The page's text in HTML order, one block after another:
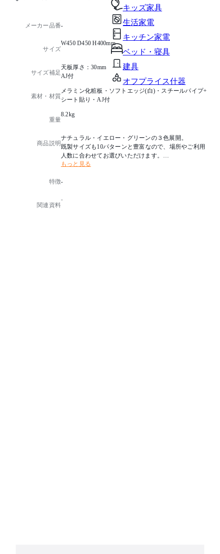
キッズ家具
生活家電
キッチン家電
ベッド・寝具
建具
オフプライス什器
メーカー品番-
サイズ
W450 D450 H400mm
サイズ補足
天板厚さ：30mm
AJ付
素材・材質
メラミン化粧板・ソフトエッジ(白)・スチールパイプ+
シート貼り・AJ付
重量
8.2kg
商品説明
ナチュラル・イエロー・グリーンの３色展開。
既製サイズも10パターンと豊富なので、場所やご利用
人数に合わせてお選びいただけます。
・別寸サイズをご希望の場合は別途お見積させていた
もっと見る
特徴-
関連資料
-